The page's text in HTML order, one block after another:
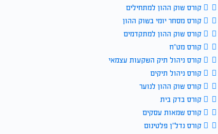
קורס שוק ההון למתחילים
קורס מסחר יומי בשוק ההון
קורס שוק ההון למתקדמים
קורס מט”ח
קורס ניהול תיק השקעות עצמאי
קורס ניהול תיקים
קורס שוק ההון לנוער
קורס בדק בית
קורס שמאות עסקים
קורס נדל”ן פלטינום